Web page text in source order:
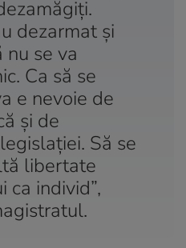
dezarmat și
nu se va
Ca să se
e nevoie de
și de
Să se
libertate
ca individ”,